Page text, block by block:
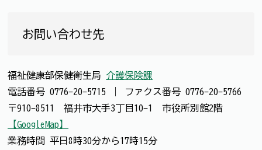
お問い合わせ先
福祉健康部保健衛生局 介護保険課
電話番号 0776-20-5715 ファクス番号 0776-20-5766
〒910-8511 福井市大手3丁目10-1 市役所別館2階
【GoogleMap】
業務時間 平日8時30分から17時15分